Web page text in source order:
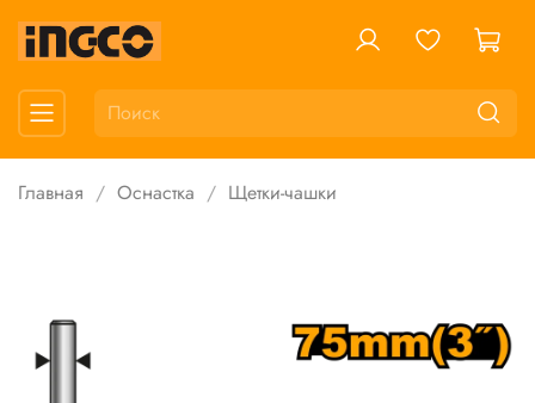
Главная Оснастка Щетки-чашки